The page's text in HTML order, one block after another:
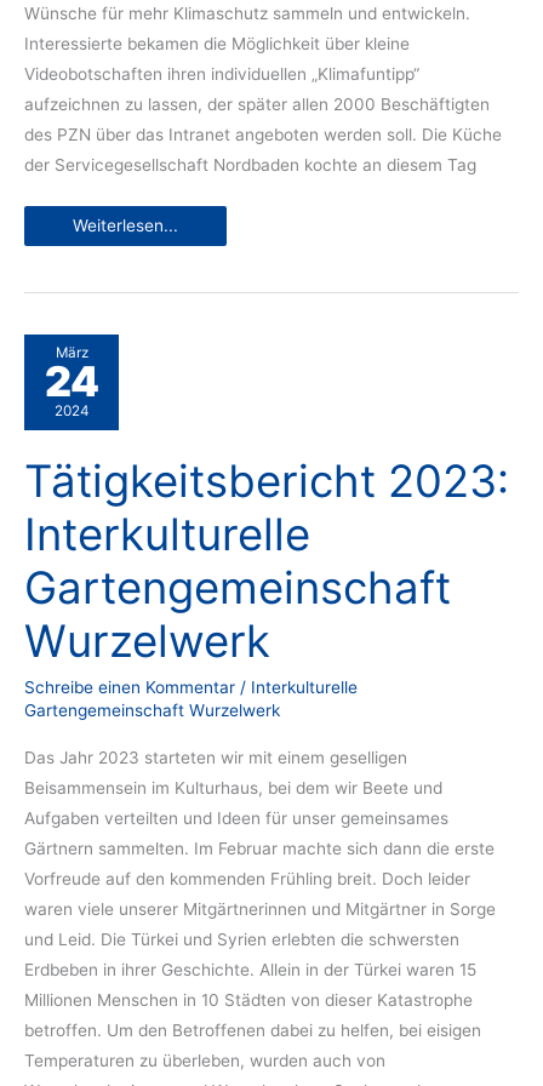
Wünsche für mehr Klimaschutz sammeln und entwickeln.
Interessierte bekamen die Möglichkeit über kleine
Videobotschaften ihren individuellen „Klimafuntipp“
aufzeichnen zu lassen, der später allen 2000 Beschäftigten
des PZN über das Intranet angeboten werden soll. Die Küche
der Servicegesellschaft Nordbaden kochte an diesem Tag
5.
der
Bürgerstiftung
Wiesloch
mit
an
Bord
Weiterlesen...
März
24
2024
Tätigkeitsbericht 2023:
Interkulturelle
Gartengemeinschaft
Wurzelwerk
Schreibe einen Kommentar / Interkulturelle
Gartengemeinschaft Wurzelwerk
Das Jahr 2023 starteten wir mit einem geselligen
Beisammensein im Kulturhaus, bei dem wir Beete und
Aufgaben verteilten und Ideen für unser gemeinsames
Gärtnern sammelten. Im Februar machte sich dann die erste
Vorfreude auf den kommenden Frühling breit. Doch leider
waren viele unserer Mitgärtnerinnen und Mitgärtner in Sorge
und Leid. Die Türkei und Syrien erlebten die schwersten
Erdbeben in ihrer Geschichte. Allein in der Türkei waren 15
Millionen Menschen in 10 Städten von dieser Katastrophe
betroffen. Um den Betroffenen dabei zu helfen, bei eisigen
Temperaturen zu überleben, wurden auch von